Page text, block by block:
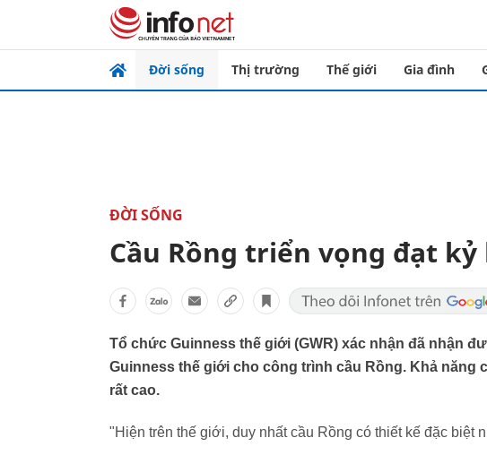
Đời sống Thị trường Thế giới Gia đình
ĐỜI SỐNG
Cầu Rồng triển vọng đạt kỷ
Tổ chức Guinness thế giới (GWR) xác nhận đã nhận
Guinness thế giới cho công trình cầu Rồng. Khả
rất cao.
"Hiện trên thế giới, duy nhất cầu Rồng có thiết kế đặc biệt